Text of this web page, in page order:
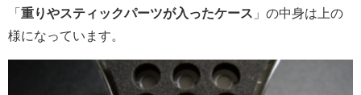
「 重りやスティックパーツが入ったケース 」の中身は上の
様になっています。